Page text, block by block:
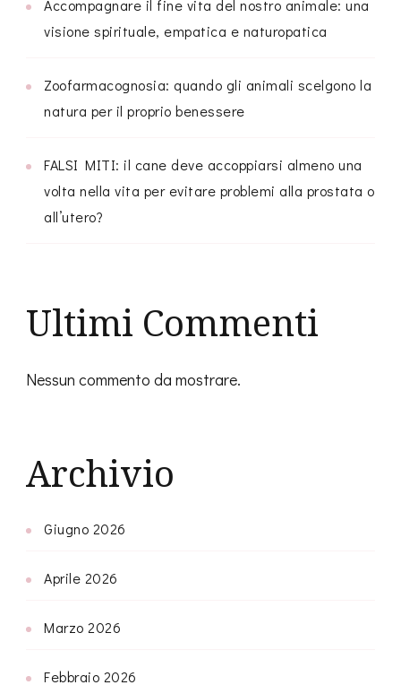
Accompagnare il fine vita del nostro animale: una
visione spirituale, empatica e naturopatica
Zoofarmacognosia: quando gli animali scelgono la
natura per il proprio benessere
FALSI MITI: il cane deve accoppiarsi almeno una
volta nella vita per evitare problemi alla prostata o
all’utero?
Ultimi Commenti
Nessun commento da mostrare.
Archivio
Giugno 2026
Aprile 2026
Marzo 2026
Febbraio 2026